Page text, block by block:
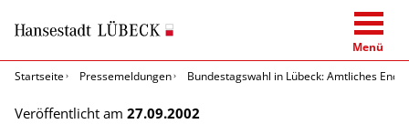
Menü
Startseite
Pressemeldungen Bundestagswahl in Lübeck: Amtliches
Veröffentlicht am 27.09.2002